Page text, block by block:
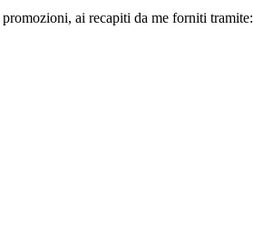
ai recapiti da me forniti tramite: